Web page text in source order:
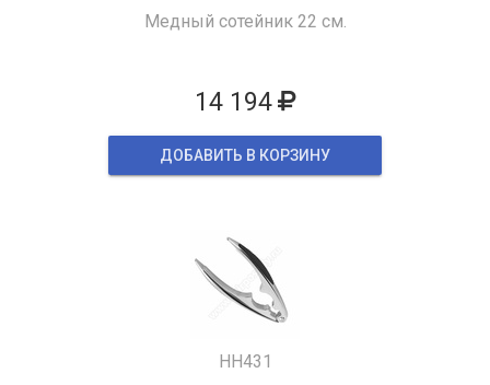
Медный сотейник 22 см.
14 194
ДОБАВИТЬ В КОРЗИНУ
HH431